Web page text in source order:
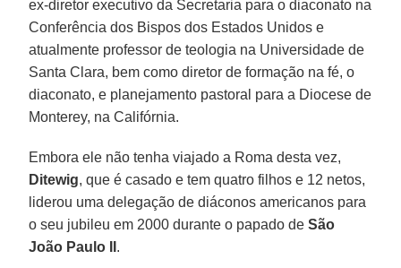
ex-diretor executivo da Secretaria para o diaconato na
Conferência dos Bispos dos Estados Unidos e
atualmente professor de teologia na Universidade de
Santa Clara, bem como diretor de formação na fé, o
diaconato, e planejamento pastoral para a Diocese de
Monterey, na Califórnia.
Embora ele não tenha viajado a Roma desta vez,
Ditewig, que é casado e tem quatro filhos e 12 netos,
liderou uma delegação de diáconos americanos para
o seu jubileu em 2000 durante o papado deSão
João Paulo II .